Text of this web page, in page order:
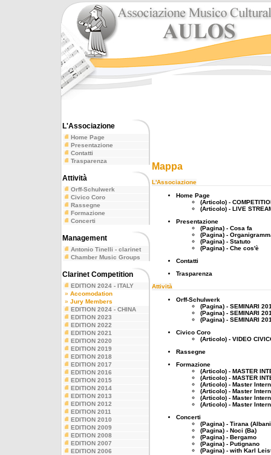
L'Associazione
Home Page
Presentazione
Contatti
Trasparenza
Attività
Orff-Schulwerk
Civico Coro
Rassegne
Formazione
Concerti
Management
Antonio Tinelli - clarinet
Chamber Music Groups
Clarinet Competition
EDITION 2024 - ITALY
» Accomodation
» Jury Members
EDITION 2024 - CHINA
EDITION 2023
EDITION 2022
EDITION 2021
EDITION 2020
EDITION 2019
EDITION 2018
EDITION 2017
EDITION 2016
EDITION 2015
EDITION 2014
EDITION 2013
EDITION 2012
EDITION 2011
EDITION 2010
EDITION 2009
EDITION 2008
EDITION 2007
EDITION 2006
Mappa
L'Associazione
Home Page
(Articolo) -
(Articolo) - LIVE
Presentazione
(Pagina) - Cosa fa
(Pagina) -
(Pagina) - Statuto
(Pagina) - Che cos'è
Contatti
Trasparenza
Attività
Orff-Schulwerk
(Pagina) - SEMINARI
(Pagina) - SEMINARI
(Pagina) - SEMINARI
Civico Coro
(Articolo) - VIDEO
Rassegne
Formazione
(Articolo) - MASTER
(Articolo) - MASTER
(Articolo) - Master
(Articolo) - Master
(Articolo) - Master
(Articolo) - Master
Concerti
(Pagina) - Tirana
(Pagina) - Noci (Ba)
(Pagina) - Bergamo
(Pagina) - Putignano
(Pagina) - with Karl